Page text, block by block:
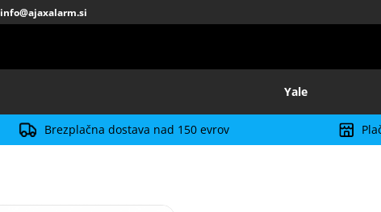
info@ajaxalarm.si
Yale
Brezplačna dostava nad 150 evrov